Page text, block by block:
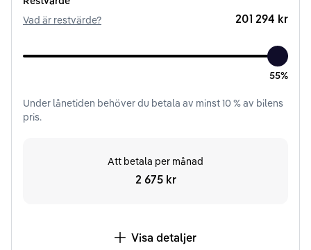
Vad är restvärde?
201 294 kr
55%
Under lånetiden behöver du betala av minst10% av bilens
pris.
Att betala per månad
2 675 kr
Visa detaljer